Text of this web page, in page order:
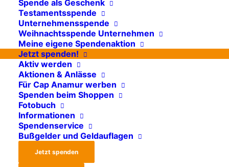
Spende als Geschenk
Testamentsspende
Unternehmensspende
Weihnachtsspende Unternehmen
Meine eigene Spendenaktion
Jetzt spenden!
Aktiv werden
Aktionen & Anlässe
Für Cap Anamur werben
Spenden beim Shoppen
Fotobuch
Informationen
Spendenservice
Bußgelder und Geldauflagen
Jetzt spenden
Zu einer unserer
Hauptaufgaben in der
Zentralafrikanischen
Republik gehört der Auf- und
Ausbau des
Krankenhauskomplexes in
Bossembélé. Dieses
Krankenhaus bauen wir seit
2013 stetig aus und stellen
Medikamente sowie